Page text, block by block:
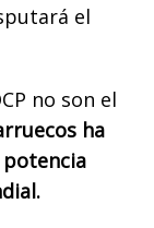
el
no son el
ha